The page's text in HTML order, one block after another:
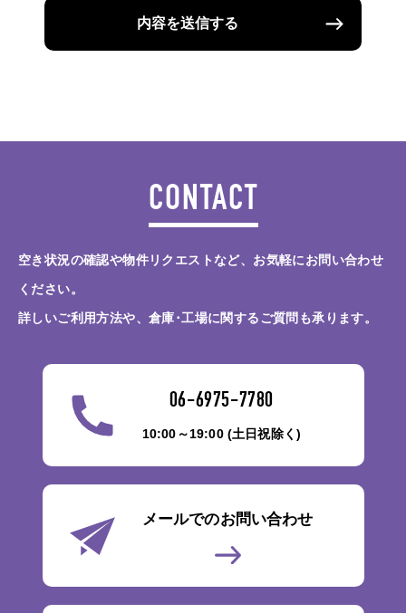
内容を送信する
CONTACT
空き状況の確認や物件リクエストなど、お気軽にお問い合わせ
ください。
詳しいご利用方法や、倉庫･工場に関するご質問も承ります。
06-6975-7780
10:00～19:00 (土日祝除く)
メールでのお問い合わせ